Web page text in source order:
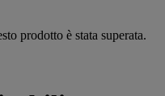
prodotto è stata superata.